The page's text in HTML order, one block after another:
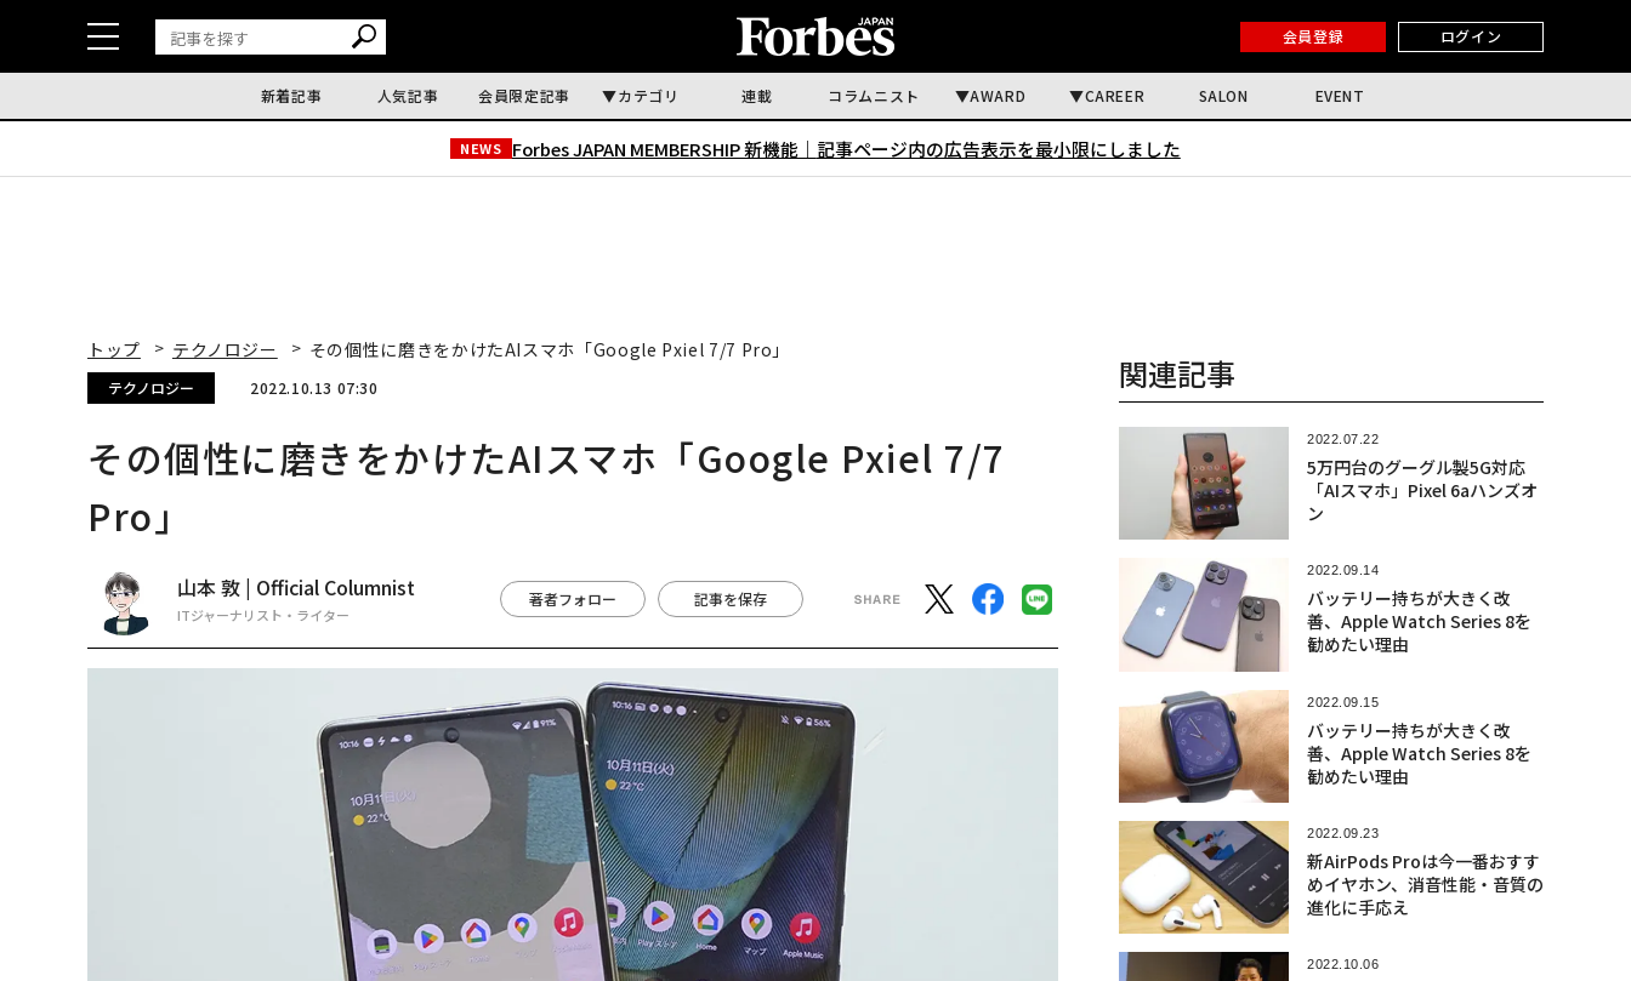
会員登録 ログイン
新着記事 人気記事 会員限定記事 カテゴリ 連載 コラムニスト AWARD CAREER SALON EVENT
NEWS Forbes JAPAN MEMBERSHIP 新機能｜ 記事ページ内の広告表示を最小限にしました
トップ テクノロジー その個性に磨きをかけたAIスマホ「Google Pxiel 7/7 Pro」
テクノロジー 2022.10.13 07:30
その個性に磨きをかけたAIスマホ「Google Pxiel 7/7
Pro」
山本 敦 | Official Columnist
ITジャーナリスト・ライター
著者フォロー 記事を保存
関連記事
2022.07.22
5万円台のグーグル製5G対応
「AIスマホ」Pixel 6aハンズオ
ン
2022.09.14
バッテリー持ちが大きく改
善、Apple Watch Series 8を
勧めたい理由
2022.09.15
バッテリー持ちが大きく改
善、Apple Watch Series 8を
勧めたい理由
2022.09.23
新AirPods Proは今一番おすす
めイヤホン、消音性能・音質の
進化に手応え
2022.10.06